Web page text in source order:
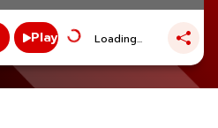
Play Loading...